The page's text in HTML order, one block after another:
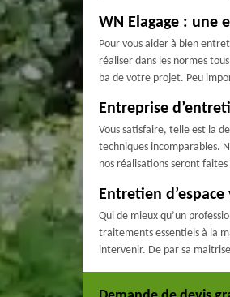
WN Elagage : une
Pour vous aider à bien
réaliser dans les normes
ba de votre projet. Peu
Entreprise
Vous satisfaire, telle est la
techniques incomparables.
nos réalisations seront
Entretien
Qui de mieux qu’un
traitements essentiels à la
intervenir. De par sa